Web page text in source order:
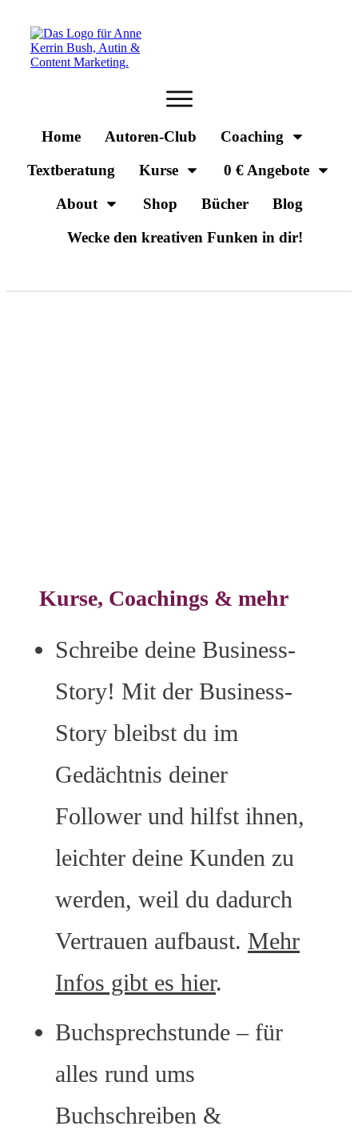
Home Autoren-Club
Coaching
Textberatung
Kurse
0 € Angebote
About
Shop Bücher
Blog
Wecke den kreativen Funken in dir!
Kurse, Coachings & mehr
Schreibe deine Business-
Story! Mit der Business-
Story bleibst du im
Gedächtnis deiner
Follower und hilfst ihnen,
leichter deine Kunden zu
werden, weil du dadurch
Vertrauen aufbaust. Mehr
Infos gibt es hier.
Buchsprechstunde – für
alles rund ums
Buchschreiben &